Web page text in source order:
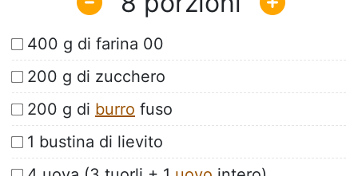
400 g di farina 00
200 g di zucchero
200 g di burro fuso
1 bustina di lievito